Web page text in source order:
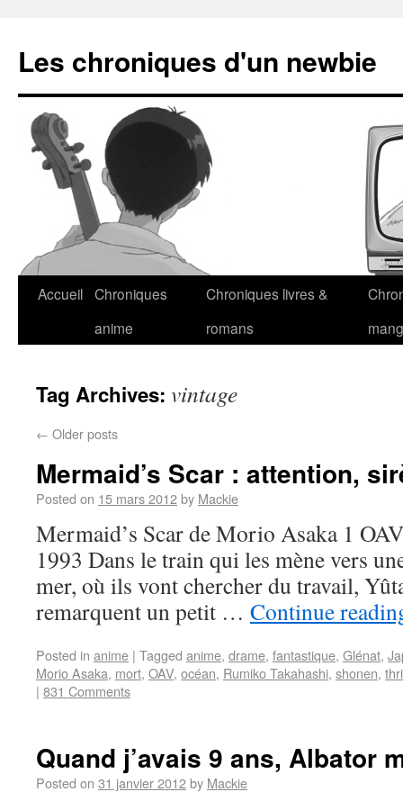
Les chroniques d'un newbie
Accueil Chroniques
anime
Chroniques livres &
romans
Tag Archives: vintage
← Older posts
Mermaid’s Scar : attention,
Posted on 15 mars 2012by Mackie
Mermaid’s Scar de Morio Asaka 1
1993 Dans le train qui les mène vers
mer, où ils vont chercher du travail,
remarquent un petit … Continue
Posted in anime | Tagged anime, drame, fantastique, Glénat,
Morio Asaka, mort, OAV, océan, Rumiko Takahashi, shonen,
| 831 Comments
Quand j’avais 9 ans, Albator
Posted on 31 janvier 2012by Mackie